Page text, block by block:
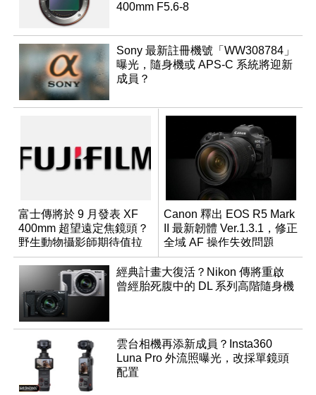
400mm F5.6-8
Sony 最新註冊機號「WW308784」
曝光，隨身機或 APS-C 系統將迎新
成員？
富士傳將於 9 月發表 XF
400mm 超望遠定焦鏡頭？
野生動物攝影師期待值拉
滿
Canon 釋出 EOS R5 Mark
II 最新韌體 Ver.1.3.1，修正
全域 AF 操作失效問題
經典計畫大復活？Nikon 傳將重啟
曾經胎死腹中的 DL 系列高階隨身機
雲台相機再添新成員？Insta360
Luna Pro 外流照曝光，改採單鏡頭
配置